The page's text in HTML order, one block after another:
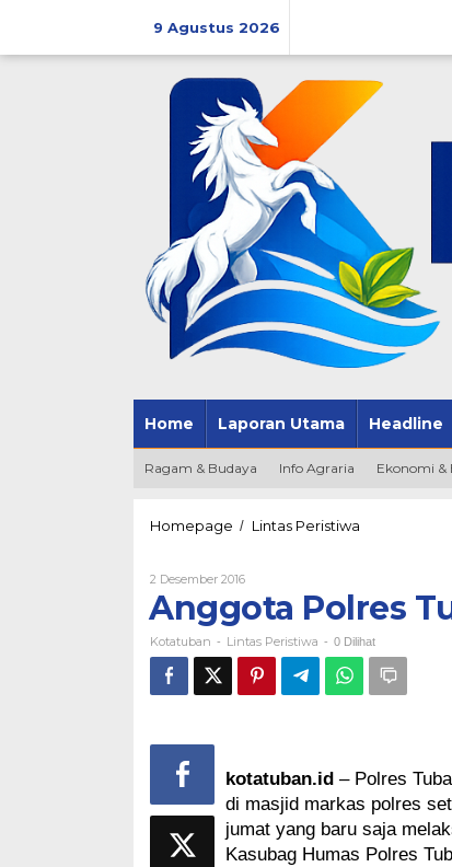
9 Agustus 2026
Home Laporan Utama Headline
Ragam & Budaya Info Agraria Ekonomi &
Homepage / Lintas Peristiwa
Doa
untuk
Bangsa
2 Desember 2016Oleh
Anggota Polres
Kotatuban - Lintas Peristiwa - 0 Dilihat
kotatuban.id – Polres
di masjid markas polres
jumat yang baru saja
Kasubag Humas Polres